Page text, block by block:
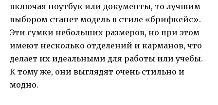
включая ноутбук или документы, то лучшим
выбором станет модель в стиле «брифкейс».
Эти сумки небольших размеров, но при этом
имеют несколько отделений и карманов, что
делает их идеальными для работы или учебы.
К тому же, они выглядят очень стильно и
модно.